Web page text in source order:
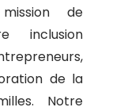
de
inclusion
de la
Notre